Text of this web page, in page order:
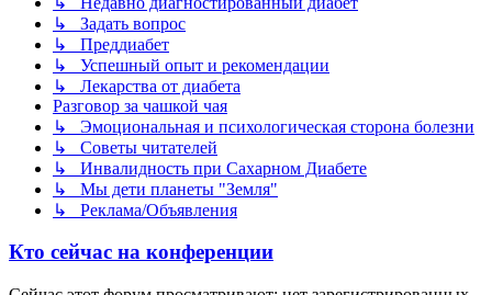
↳ Задать вопрос
↳ Преддиабет
↳ Успешный опыт и рекомендации
↳ Лекарства от диабета
Разговор за чашкой чая
↳ Эмоциональная и психологическая сторона болезни
↳ Советы читателей
↳ Инвалидность при Сахарном Диабете
↳ Мы дети планеты "Земля"
↳ Реклама/Объявления
Кто сейчас на конференции